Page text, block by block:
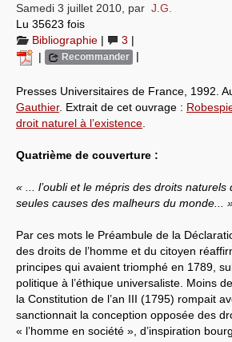
Systèmes & société sous contrôle
Nouvelles de l’antirépublique
Guerre en Ukraine
Samedi 3 juillet 2010 par J.G.
Lu 35623 fois
Bibliographie | 3 |
|
Recommander |
Presses Universitaires de France, 1992.
Gauthier. Extrait de cet ouvrage :
droit naturel à l’existence
Quatrième de couverture :
« ... l’oubli et le mépris des droits naturels
seules causes des malheurs du monde...
Par ces mots le Préambule de la
des droits de l’homme et du citoyen
principes qui avaient triomphé en 1789,
politique à l’éthique universaliste. Moins
la Constitution de l’an III (1795) rompait
sanctionnait la conception opposée des
« l’homme en société », d’inspiration